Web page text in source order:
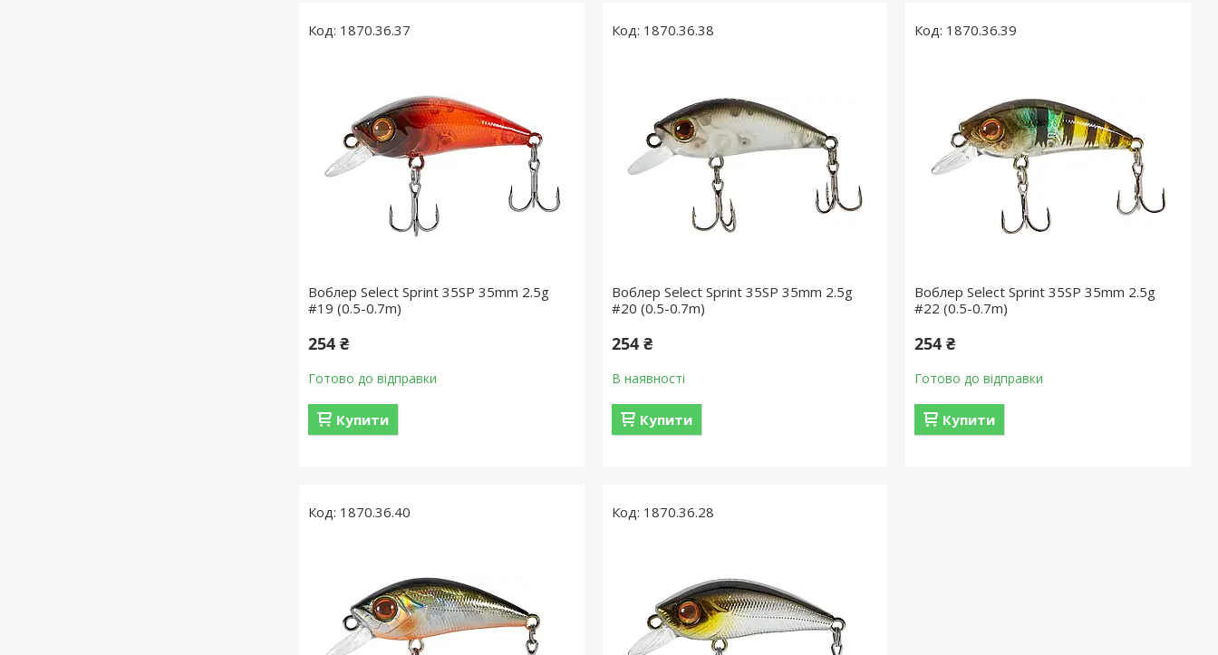
1870.36.37
Воблер Select Sprint 35SP 35mm 2.5g
#19 (0.5-0.7m)
254 ₴
Готово до відправки
Купити
1870.36.38
Воблер Select Sprint 35SP 35mm 2.5g
#20 (0.5-0.7m)
254 ₴
В наявності
Купити
1870.36.39
Воблер Select Sprint 35SP 35mm 2.5g
#22 (0.5-0.7m)
254 ₴
Готово до відправки
Купити
1870.36.40 1870.36.28